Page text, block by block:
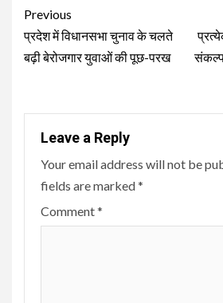
Continue
Reading
Previous
प्रदेश में विधानसभा चुनाव के चलते
बढ़ी बेरोजगार युवाओं की पूछ-परख
Leave a Reply
Your email address will not be
fields are marked*
Comment*